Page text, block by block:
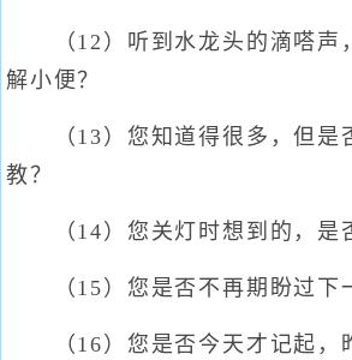
（12）听到水龙头的滴嗒声
解小便？
（13）您知道得很多，但是
教？
（14）您关灯时想到的，是
（15）您是否不再期盼过下
（16）您是否今天才记起，